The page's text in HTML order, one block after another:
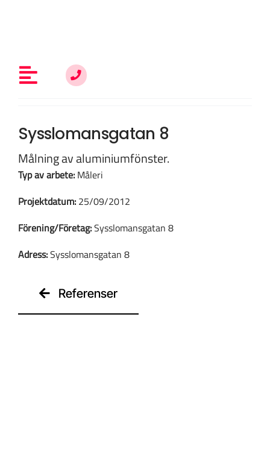
Toggle
Navigation
Vem är du?
Kunskap & inspiration
Om oss
Sysslomansgatan 8
Målning av aluminiumfönster.
Typ av arbete:Måleri
Projektdatum:25/09/2012
Förening/Företag:Sysslomansgatan 8
Adress:Sysslomansgatan 8
Referenser